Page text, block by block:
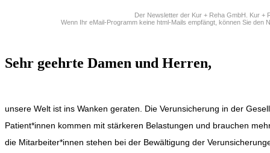
Der Newsletter der Kur + Reha GmbH. Kur +
Wenn Ihr eMail-Programm keine html-Mails empfängt, können Sie
Sehr geehrte Damen und Herren,
unsere Welt ist ins Wanken geraten. Die Verunsicherung in der
Patient*innen kommen mit stärkeren Belastungen und brauchen
die Mitarbeiter*innen stehen bei der Bewältigung der